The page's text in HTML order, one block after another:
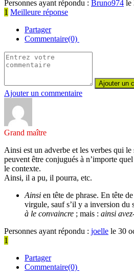
Personnes ayant répondu : Bruno974 le
1 Meilleure réponse
Partager
Commentaire(0)
Ajouter un commentaire
Grand maître
Ainsi est un adverbe et les verbes qui
peuvent être conjugués à n’importe
le contexte.
Ainsi, il a pu, il pourra, etc.
Ainsi en tête de phrase. En tête
virgule, sauf s’il y a inversion du
à le convaincre ; mais : ainsi
Personnes ayant répondu : joelle le 30
1
Partager
Commentaire(0)